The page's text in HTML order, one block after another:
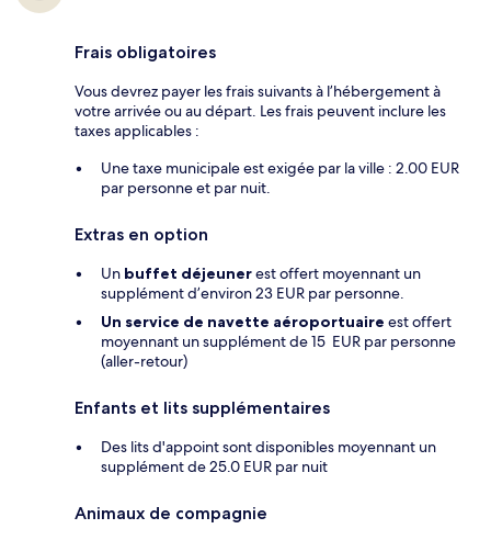
Frais obligatoires
Vous devrez payer les frais suivants à l’hébergement à
votre arrivée ou au départ. Les frais peuvent inclure les
taxes applicables :
Une taxe municipale est exigée par la ville : 2.00 EUR
par personne et par nuit.
Extras en option
Un buffet déjeunerest offert moyennant un
supplément d’environ 23 EUR par personne.
Un service de navette aéroportuaire est offert
moyennant un supplément de 15 EUR par personne
(aller-retour)
Enfants et lits supplémentaires
Des lits d'appoint sont disponibles moyennant un
supplément de 25.0 EUR par nuit
Animaux de compagnie